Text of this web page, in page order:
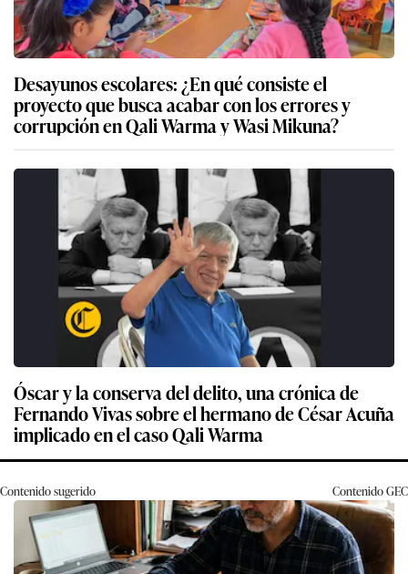
Desayunos escolares: ¿En qué consiste el
proyecto que busca acabar con los errores y
corrupción en Qali Warma y Wasi Mikuna?
Óscar y la conserva del delito, una crónica de
Fernando Vivas sobre el hermano de César Acuña
implicado en el caso Qali Warma
Contenido sugerido ContenidoGEC